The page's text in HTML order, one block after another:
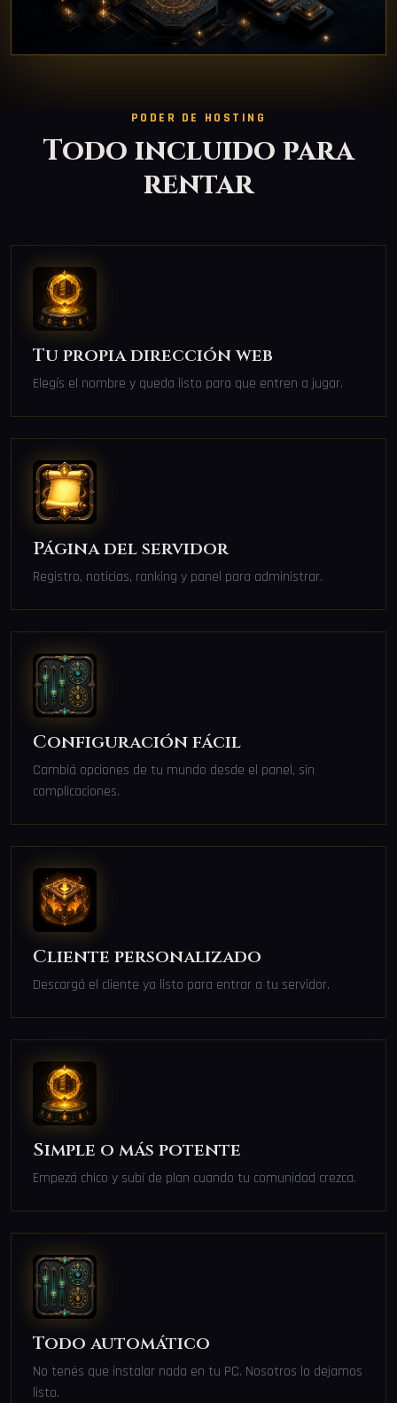
PODER DE HOSTING
Todo incluido para
rentar
Tu propia dirección web
Elegís el nombre y queda listo para que entren a jugar.
Página del servidor
Registro, noticias, ranking y panel para administrar.
Configuración fácil
Cambiá opciones de tu mundo desde el panel, sin
complicaciones.
Cliente personalizado
Descargá el cliente ya listo para entrar a tu servidor.
Simple o más potente
Empezá chico y subí de plan cuando tu comunidad crezca.
Todo automático
No tenés que instalar nada en tu PC. Nosotros lo dejamos
listo.